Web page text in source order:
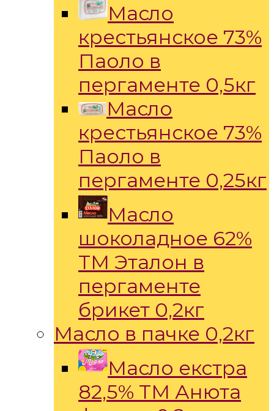
Масло
крестьянское 73%
Паоло в
пергаменте 0,5кг
Масло
крестьянское 73%
Паоло в
пергаменте 0,25кг
Масло
шоколадное 62%
ТМ Эталон в
пергаменте
брикет 0,2кг
Масло в пачке 0,2кг
Масло екстра
82,5% ТМ Анюта